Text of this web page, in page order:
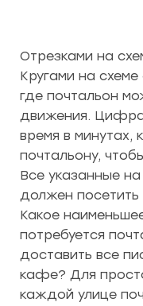
Отрезками на
Кругами на
где почтальон
движения.
время в минутах,
почтальону,
Все указанные
должен посетить
Какое
потребуется
доставить все
кафе? Для
каждой улице